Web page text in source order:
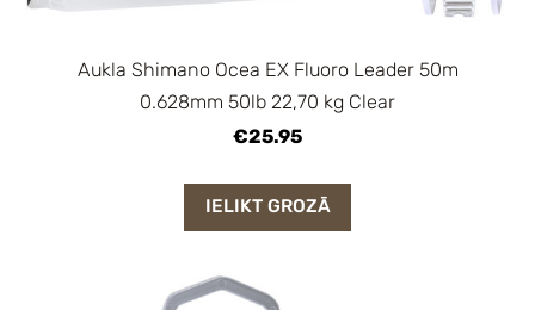
Aukla Shimano Ocea EX Fluoro Leader 50m
0.628mm 50lb 22,70 kg Clear
€25.95
IELIKT GROZĀ